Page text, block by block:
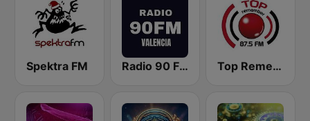
Spektra FM Radio 90 FM Valencia Top Remember 87.5 FM